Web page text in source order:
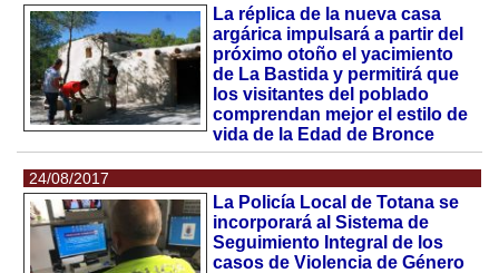
La réplica de la nueva casa
argárica impulsará a partir del
próximo otoño el yacimiento
de La Bastida y permitirá que
los visitantes del poblado
comprendan mejor el estilo de
vida de la Edad de Bronce
24/08/2017
La Policía Local de Totana se
incorporará al Sistema de
Seguimiento Integral de los
casos de Violencia de Género